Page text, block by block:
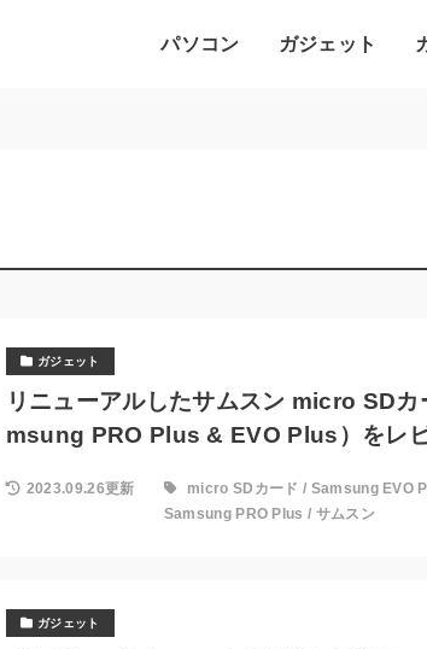
パソコン ガジェット
ガジェット
リニューアルしたサムスン micro SDカ
msung PRO Plus & EVO Plus）をレビ
2023.09.26更新 micro SDカード / Samsung EVO
Samsung PRO Plus / サムスン
ガジェット